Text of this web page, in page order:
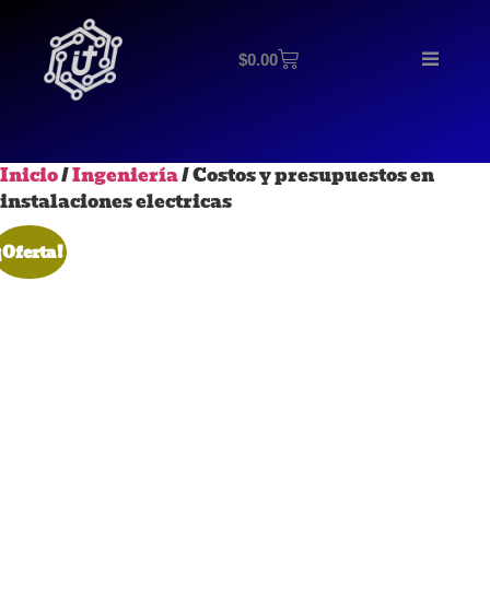
$0.00
Inicio/Ingeniería/ Costos y presupuestos en
instalaciones electricas